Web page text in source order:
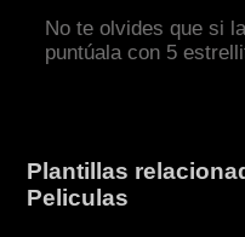
No te olvides que si
puntúala con 5
Plantillas
Peliculas